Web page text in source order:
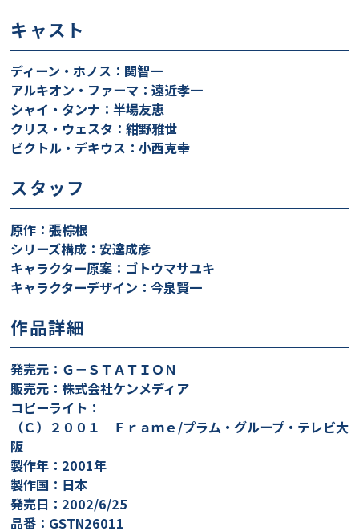
キャスト
ディーン・ホノス：関智一
アルキオン・ファーマ：遠近孝一
シャイ・タンナ：半場友恵
クリス・ウェスタ：紺野雅世
ビクトル・デキウス：小西克幸
スタッフ
原作：張棕根
シリーズ構成：安達成彦
キャラクター原案：ゴトウマサユキ
キャラクターデザイン：今泉賢一
作品詳細
発売元：Ｇ－ＳＴＡＴＩＯＮ
販売元：株式会社ケンメディア
コピーライト：
（Ｃ）２００１ Ｆｒａｍｅ/プラム・グループ・テレビ大
阪
製作年：2001年
製作国：日本
発売日：2002/6/25
品番：GSTN26011